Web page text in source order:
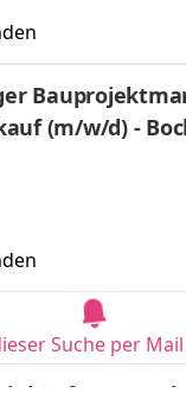
(m/w/d) -
Suche per
(m/w/d)